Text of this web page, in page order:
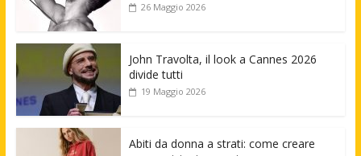
26 Maggio 2026
John Travolta, il look a Cannes 2026
divide tutti
19 Maggio 2026
Abiti da donna a strati: come creare